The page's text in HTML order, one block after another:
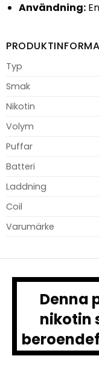
Användning:
Typ
Smak
Nikotin
Volym
Puffar
Batteri
Laddning
Coil
Varumärke
Denna
nikotin